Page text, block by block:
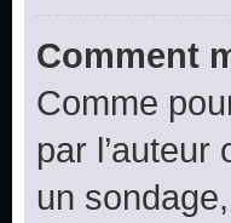
Comment
Comme
par
un